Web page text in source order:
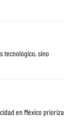
tecnológico, sino
en México prioriza